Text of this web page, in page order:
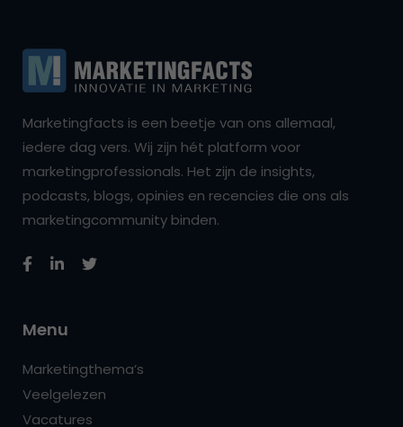
Marketingfacts is een beetje van ons allemaal,
iedere dag vers. Wij zijn hét platform voor
marketingprofessionals. Het zijn de insights,
podcasts, blogs, opinies en recencies die ons als
marketingcommunity binden.
Menu
Marketingthema’s
Veelgelezen
Vacatures